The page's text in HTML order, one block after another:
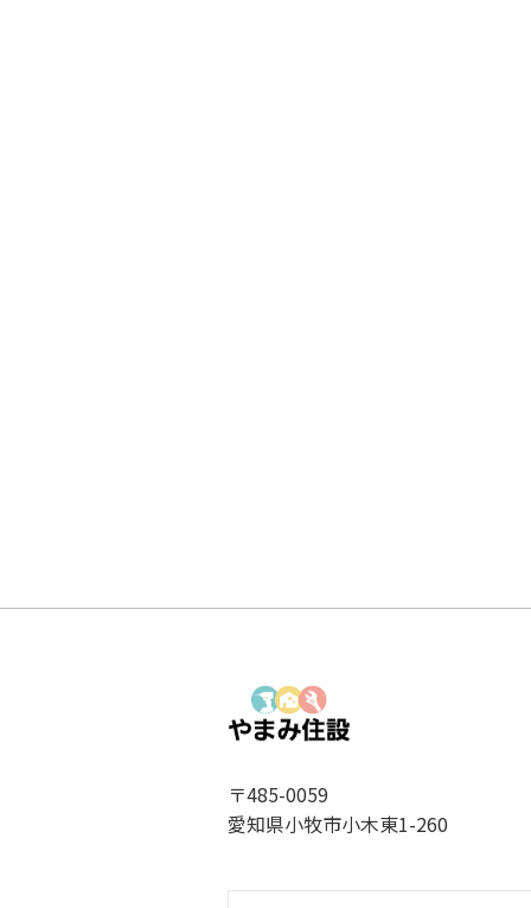
〒485-0059
愛知県小牧市小木東1-260